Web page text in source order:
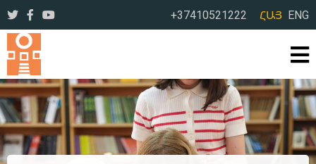
+37410521222 ՀԱՅ ENG